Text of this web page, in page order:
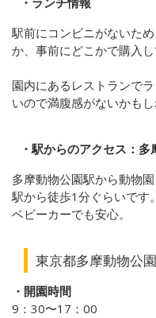
駅前にコンビニがないた
か、事前にどこかで購入し
園内にあるレストランで
いので満腹感がないかもし
・駅からのアクセス：
多摩動物公園駅から動物
駅から徒歩1分ぐらいです
ベビーカーでも安心。
東京都多摩動物公
・開園時間
9：30〜17：00